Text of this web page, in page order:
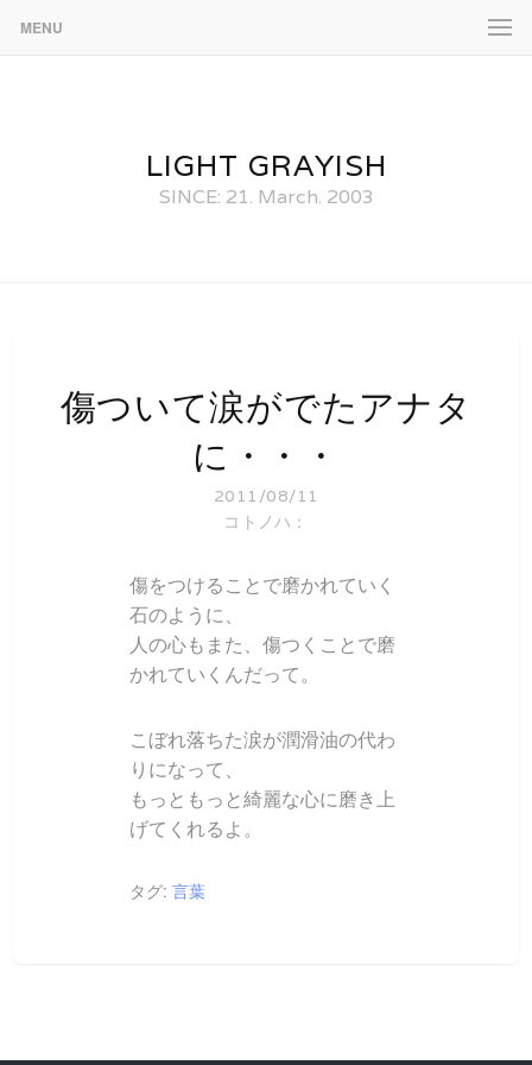
MENU
LIGHT GRAYISH
SINCE: 21. March. 2003
傷ついて涙がでたアナタ
に・・・
2011/08/11
コトノハ：
傷をつけることで磨かれていく
石のように、
人の心もまた、傷つくことで磨
かれていくんだって。
こぼれ落ちた涙が潤滑油の代わ
りになって、
もっともっと綺麗な心に磨き上
げてくれるよ。
タグ: 言葉